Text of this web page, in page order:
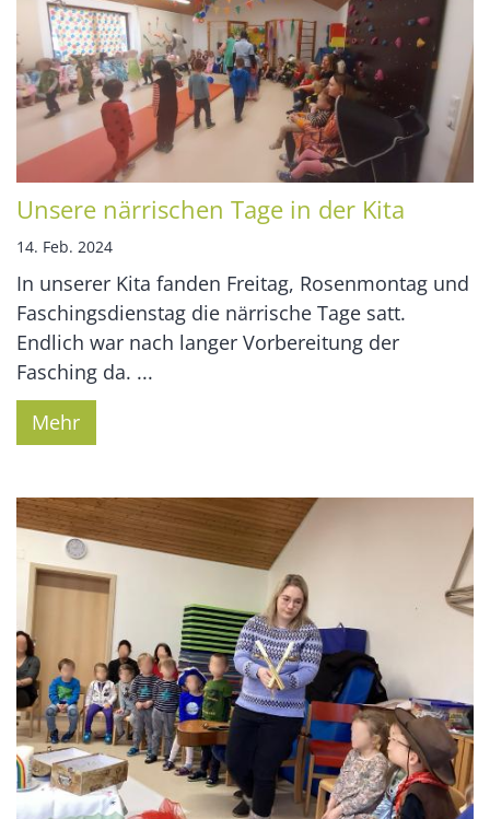
Unsere närrischen Tage in der Kita
14. Feb. 2024
In unserer Kita fanden Freitag, Rosenmontag und
Faschingsdienstag die närrische Tage satt.
Endlich war nach langer Vorbereitung der
Fasching da. ...
Mehr